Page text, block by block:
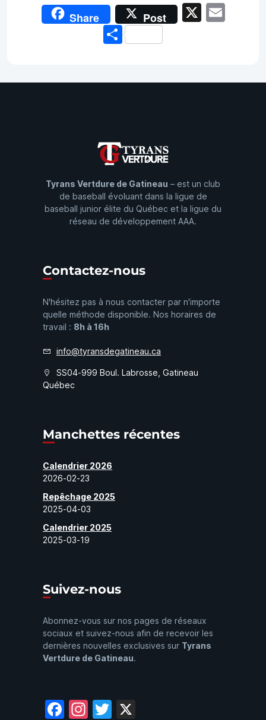
Share Post X
Share
Tyrans Vertdure de Gatineau – est un club
de baseball évoluant dans la ligue de
baseball junior élite du Québec et la ligue du
réseau de développement AAA.
Contactez-nous
N'hésitez pas à nous contacter par n'importe
quelle méthode disponible. Nos horaires de
travail : 8h à 16h
info@tyransdegatineau.ca
SS04-999 Boul. Labrosse, Gatineau
Québec
Manchettes récentes
Calendrier 2026
2026-02-23
Repêchage 2025
2025-04-03
Calendrier 2025
2025-03-19
Suivez-nous
Abonnez-vous sur nos pages de réseaux
sociaux et suivez-nous afin de recevoir les
dernières nouvelles exclusives sur Tyrans
Vertdure de Gatineau.
Facebook
Instagram
Twitter